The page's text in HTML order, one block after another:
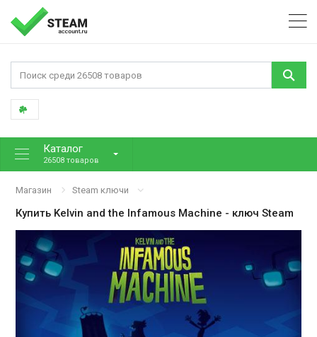
Каталог
26508 товаров
Магазин Steam ключи
Купить Kelvin and the Infamous Machine - ключ Steam